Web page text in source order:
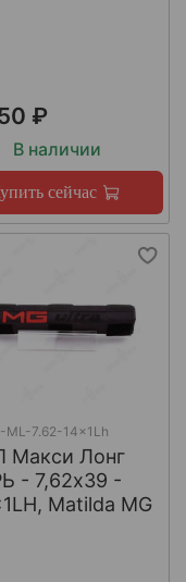
₽
В наличии
сейчас
ML-7.62-14x1Lh
Макси Лонг
- 7,62x39 -
Matilda MG